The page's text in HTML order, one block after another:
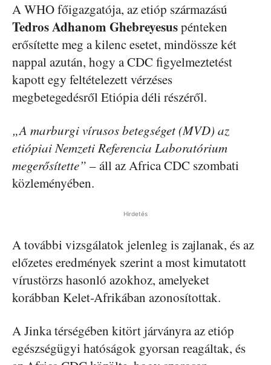
A WHO főigazgatója, az etióp származású
Tedros Adhanom Ghebreyesuspénteken
erősítette meg a kilenc esetet, mindössze két
nappal azután, hogy a CDC figyelmeztetést
kapott egy feltételezett vérzéses
megbetegedésről Etiópia déli részéről.
„A marburgi vírusos betegséget (MVD) az
etiópiai Nemzeti Referencia Laboratórium
megerősítette” – áll az Africa CDC szombati
közleményében.
Hirdetés
A további vizsgálatok jelenleg is zajlanak, és az
előzetes eredmények szerint a most kimutatott
vírustörzs hasonló azokhoz, amelyeket
korábban Kelet-Afrikában azonosítottak.
A Jinka térségében kitört járványra az etióp
egészségügyi hatóságok gyorsan reagáltak, és